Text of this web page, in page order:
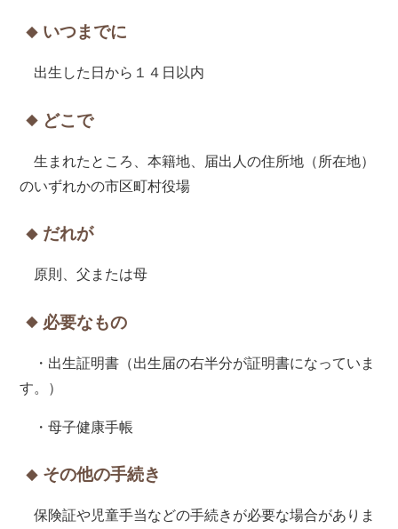
いつまでに
出生した日から１４日以内
どこで
生まれたところ、本籍地、届出人の住所地（所在地）
のいずれかの市区町村役場
だれが
原則、父または母
必要なもの
・出生証明書（出生届の右半分が証明書になっていま
す。）
・母子健康手帳
その他の手続き
保険証や児童手当などの手続きが必要な場合がありま